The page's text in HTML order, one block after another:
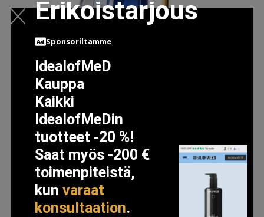
CAROLINA HERRERA GOODGIRL LEGERE EDP (30ML)
60 EUR
LISÄTIETOJA
Erikoistarjous
Sponsoriltamme
IdealofMeD
Kauppa
Kaikki
IdealofMeDin
tuotteet -20 %!
Saat myös -200 €
toimenpiteistä,
kunvaraat
konsultaation.